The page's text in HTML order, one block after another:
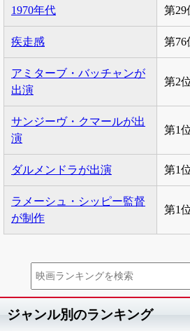
1970年代 第29
疾走感 第76
アミターブ・バッチャンが
出演
第2
サンジーヴ・クマールが出
演
第1
ダルメンドラが出演 第1
ラメーシュ・シッピー監督
が制作
第1
ジャンル別のランキング